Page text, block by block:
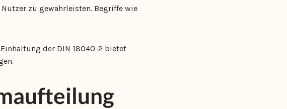
zu gewährleisten. Begriffe wie
der DIN 18040-2 bietet